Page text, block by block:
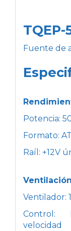
TQEP-
Fuente de
Potencia:
Formato:
Raíl: +12V
Ventilación
Ventilador:
Control:
velocidad